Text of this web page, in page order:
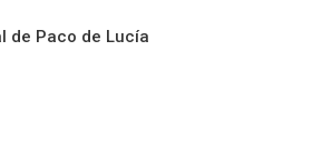
de Paco de Lucía